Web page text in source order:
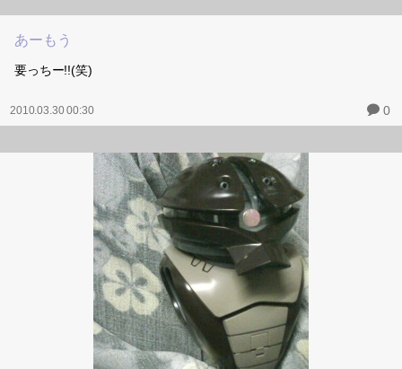
あーもう
要っちー!!(笑)
2010.03.30 00:30 0